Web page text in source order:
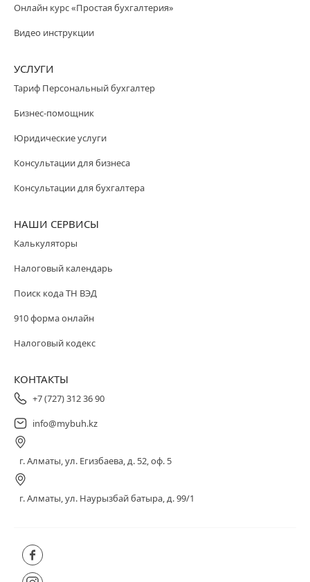
Онлайн курс «Простая бухгалтерия»
Видео инструкции
УСЛУГИ
Тариф Персональный бухгалтер
Бизнес-помощник
Юридические услуги
Консультации для бизнеса
Консультации для бухгалтера
НАШИ СЕРВИСЫ
Калькуляторы
Налоговый календарь
Поиск кода ТН ВЭД
910 форма онлайн
Налоговый кодекс
КОНТАКТЫ
+7 (727) 312 36 90
info@mybuh.kz
г. Алматы, ул. Егизбаева, д. 52, оф. 5
г. Алматы, ул. Наурызбай батыра, д. 99/1